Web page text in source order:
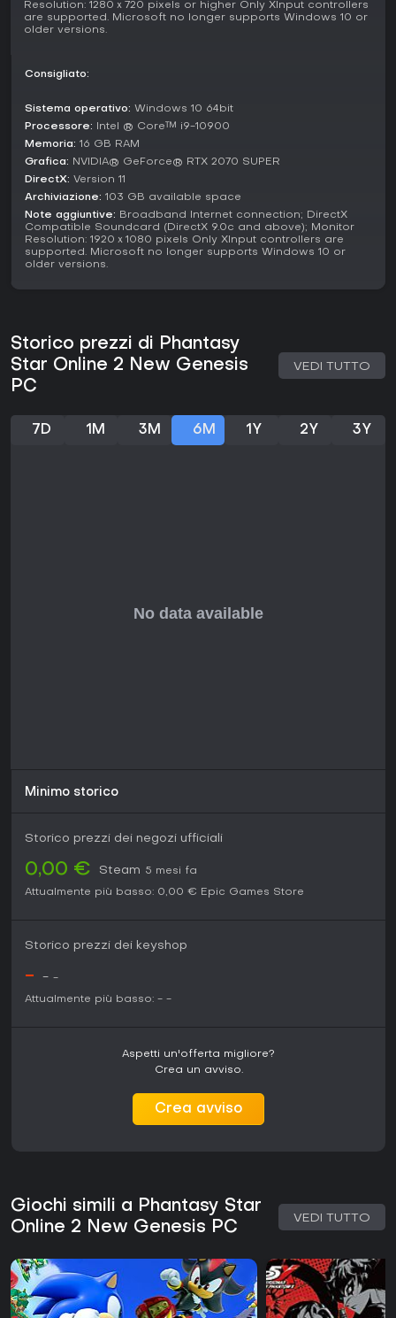
nel corso del gioco. Le meccaniche includono la gestione
delle risorse, con la raccolta di oggetti nei campi che
Le meccaniche di esplorazione premiano la ricognizione
preziose. L'evoluzione del sistema porta controlli aggiornati
per interazioni più fluide, rendendolo accessibile ma
profondo per sessioni prolungate.
Nel 2026, Phantasy Star Online 2 New Genesis ha ricevuto
aggiornamenti importanti che migliorano il contenuto
endgame e i sistemi di progressione. Le stagioni recenti
introducono nuove sfide e ricompense, mantenendo il
mondo vivo con eventi freschi. Questi interventi risolvono
giocatori dedicati.
Per gli appassionati di action RPG con un forte accento
multiplayer, Phantasy Star Online 2 New Genesis offre basi
solide da scoprire, soprattutto grazie al modello free-to-
play. Il pubblico apprezza combattimenti divertenti e
persistente. Con aggiornamenti costanti che affinano
Resolution: 1280ｘ720 pixels or higher Only XInput controllers
are supported. Microsoft no longer supports Windows 10 or
older versions.
Consigliato:
Sistema operativo: Windows 10 64bit
Processore: Intel ® Core™ i9-10900
Memoria: 16 GB RAM
Grafica: NVIDIA® GeForce® RTX 2070 SUPER
DirectX: Version 11
Archiviazione: 103 GB available space
Note aggiuntive: Broadband Internet connection; DirectX
Compatible Soundcard (DirectX 9.0c and above); Monitor
Resolution: 1920ｘ1080 pixels Only XInput controllers are
supported. Microsoft no longer supports Windows 10 or
older versions.
Storico prezzi di Phantasy
Star Online 2 New Genesis
PC
VEDI TUTTO
7D 1M 3M 6M 1Y 2Y 3Y
Minimo storico
Storico prezzi dei negozi ufficiali
0,00 € Steam 5 mesi fa
Attualmente più basso: 0,00 € Epic Games Store
Storico prezzi dei keyshop
- - -
Attualmente più basso: - -
Aspetti un'offerta migliore?
Crea un avviso.
Crea avviso
Giochi simili a Phantasy Star
Online 2 New Genesis PC
VEDI TUTTO